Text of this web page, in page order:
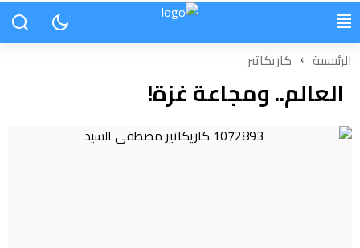
الرئيسية كاريكاتير
العالم.. ومجاعة غزة!